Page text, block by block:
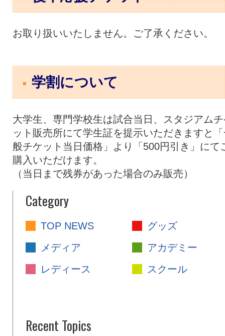
お取り扱いいたしません。ご了承ください。
学割について
大学生、専門学校生は試合当日、スタジアム
ット販売所にて学生証を提示いただきますと
般チケット当日価格」より「500円引き」にて
購入いただけます。
（当日まで残券があった場合のみ販売）
Category
TOP NEWS
グッズ
メディア
アカデミー
レディース
スクール
Recent Topics